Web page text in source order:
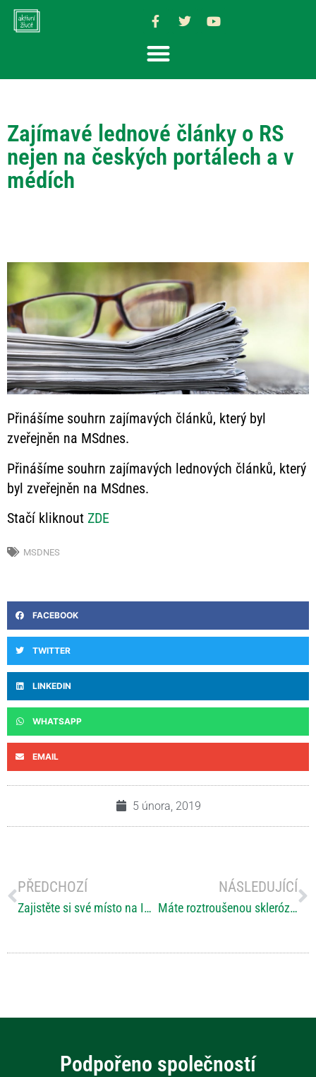
Zajímavé lednové články o RS
nejen na českých portálech a v
médích
Přinášíme souhrn zajímavých článků, který byl
zveřejněn na MSdnes.
Přinášíme souhrn zajímavých lednových článků, který
byl zveřejněn na MSdnes.
Stačí kliknout ZDE
MSDNES
FACEBOOK
TWITTER
LINKEDIN
WHATSAPP
EMAIL
5 února, 2019
PŘEDCHOZÍ
Zajistěte si své místo na INSPO: Zbývá už jen polovina vstupenek
NÁSLEDUJÍCÍ
Máte roztroušenou sklerózu?
Podpořeno společností